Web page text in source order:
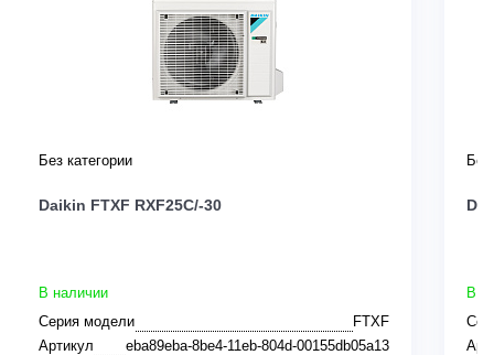
Без категории
Daikin FTXF RXF25C/-30
В наличии
Серия модели
FTXF
Артикул
eba89eba-8be4-11eb-804d-00155db05a13
Без
В